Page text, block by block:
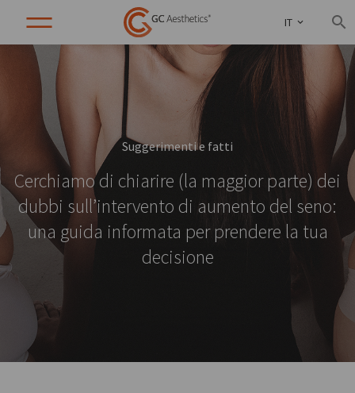
IT
Suggerimenti e fatti
Cerchiamo di chiarire (la maggior parte) dei
dubbi sull’intervento di aumento del seno:
una guida informata per prendere la tua
decisione